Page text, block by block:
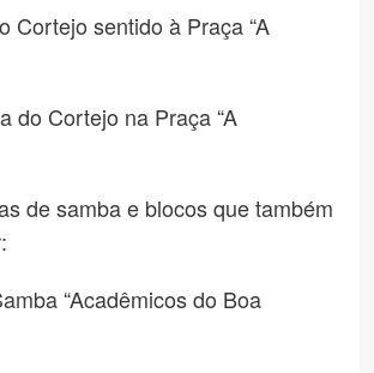
Cortejo sentido à Praça “A
do Cortejo na Praça “A
de samba e blocos que também
“Acadêmicos do Boa